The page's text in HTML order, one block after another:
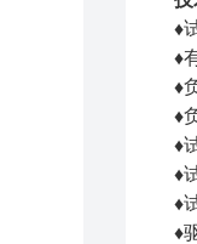
♦
♦
♦
♦
♦
♦
♦
♦